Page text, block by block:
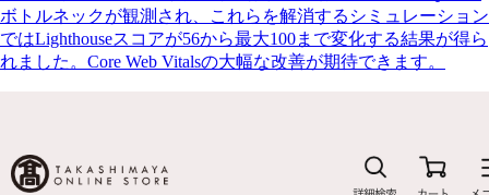
ボトルネックが観測され、これらを解消するシミュレーション
ではLighthouseスコアが56から最大100まで変化する結果が得ら
れました。Core Web Vitalsの大幅な改善が期待できます。